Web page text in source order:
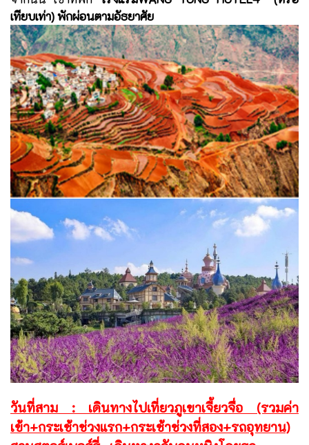
เทียบเท่า) พักผ่อนตามอัธยาศัย
วันที่สาม : เดินทางไปเที่ยวภูเขาเจี้ยวจื่อ (รวมค่า
เข้า+กระเช้าช่วงแรก+กระเช้าช่วงที่สอง+รถอุทยาน)